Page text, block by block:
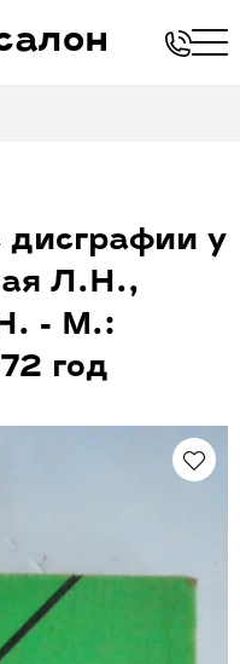
дисграфии у
Л.Н.,
- М.:
год